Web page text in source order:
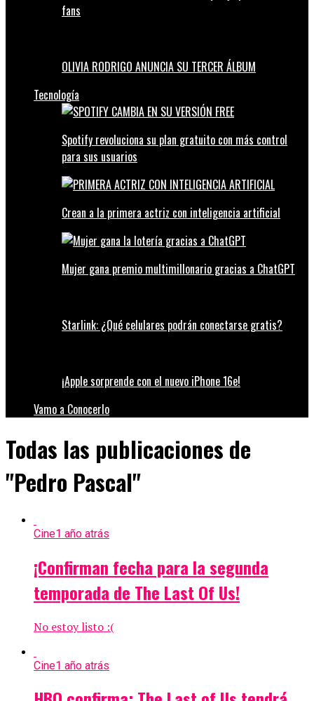
fans
OLIVIA RODRIGO ANUNCIA SU TERCER ÁLBUM
Tecnología
Spotify revoluciona su plan gratuito con más control
para sus usuarios
Crean a la primera actriz con inteligencia artificial
Mujer gana premio multimillonario gracias a ChatGPT
Starlink: ¿Qué celulares podrán conectarse gratis?
¡Apple sorprende con el nuevo iPhone 16e!
Vamo a Conocerlo
Todas las publicaciones de
"Pedro Pascal"
Cine1 año atrás
¡Confirman fecha para la segunda
temporada de The Last Of Us!
No estoy listo :(
Cine1 año atrás